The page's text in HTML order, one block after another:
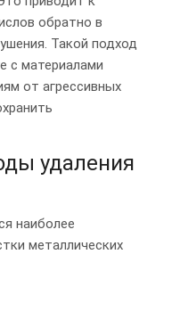
обратно в
Такой подход
с материалами
от агрессивных
удаления
наиболее
металлических